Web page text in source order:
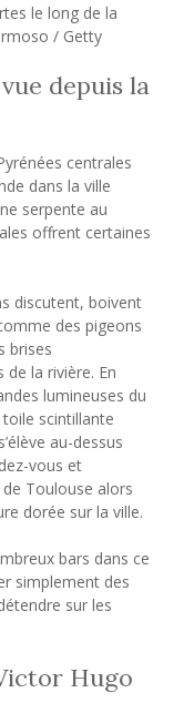
le long de la
/ Getty
depuis la
centrales
dans la ville
serpente au
offrent certaines
discutent, boivent
des pigeons
brises
la rivière. En
lumineuses du
scintillante
au-dessus
vous et
Toulouse alors
dorée sur la ville.
bars dans ce
simplement des
sur les
Hugo